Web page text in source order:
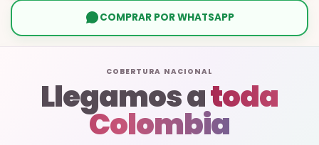
COMPRAR POR WHATSAPP
COBERTURA NACIONAL
Llegamos atoda
Colombia